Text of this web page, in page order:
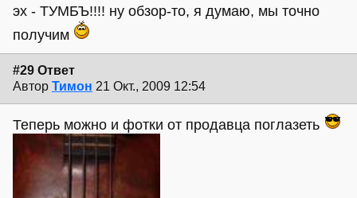
эх - ТУМБЪ!!!! ну обзор-то, я думаю, мы точно
получим
#29 Ответ
Автор Тимон 21 Окт., 2009 12:54
Теперь можно и фотки от продавца поглазеть